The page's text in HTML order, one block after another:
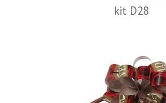
kit D28